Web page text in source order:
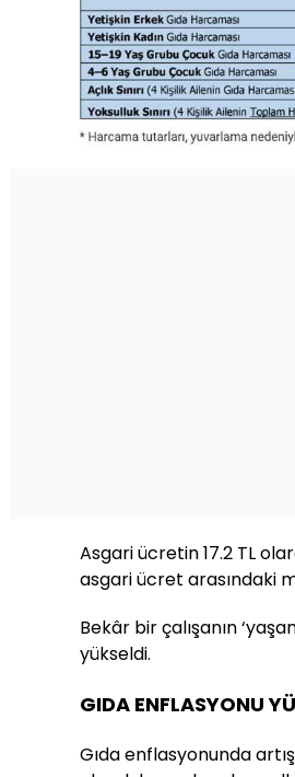
Asgari ücretin 17.2 TL
asgari ücret arasındaki
Bekâr bir çalışanın
yükseldi.
GIDA ENFLASYONU
Gıda enflasyonunda artış